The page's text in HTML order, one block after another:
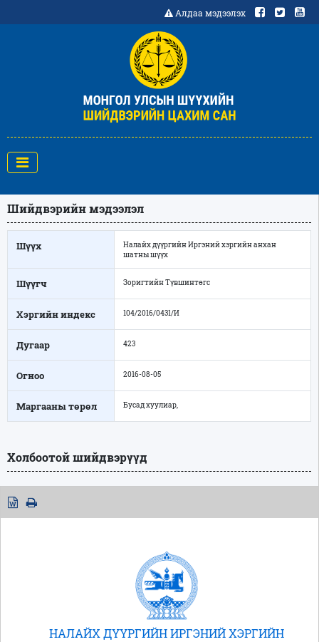
Алдаа мэдээлэх
Шийдвэрийн мэдээлэл
Шүүх
Налайх дүүргийн Иргэний хэргийн анхан
шатны шүүх
Шүүгч Зоригтийн Түвшинтөгс
Хэргийн индекс 104/2016/0431/И
Дугаар 423
Огноо 2016-08-05
Маргааны төрөл Бусад хуулиар,
Холбоотой шийдвэрүүд
НАЛАЙХ ДҮҮРГИЙН ИРГЭНИЙ ХЭРГИЙН